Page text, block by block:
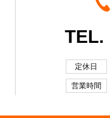
TEL.
定休日
営業時間